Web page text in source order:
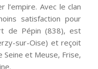
l’empire. Avec le clan
satisfaction pour
de Pépin (838), est
sur-Oise) et reçoit
et Meuse, Frise,